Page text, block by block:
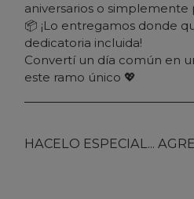
aniversarios o simplemente
📦 ¡Lo entregamos donde
dedicatoria incluida!
Convertí un día común en
este ramo único 💖
HACELO ESPECIAL...